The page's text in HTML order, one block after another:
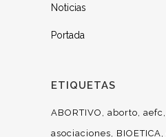
Noticias
Portada
ETIQUETAS
ABORTIVO aborto aefc
asociaciones
BIOETICA